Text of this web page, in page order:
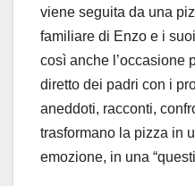
viene seguita da una
familiare di Enzo e i
così anche l’occasione
diretto dei padri con i
aneddoti, racconti,
trasformano la pizza in
emozione, in una